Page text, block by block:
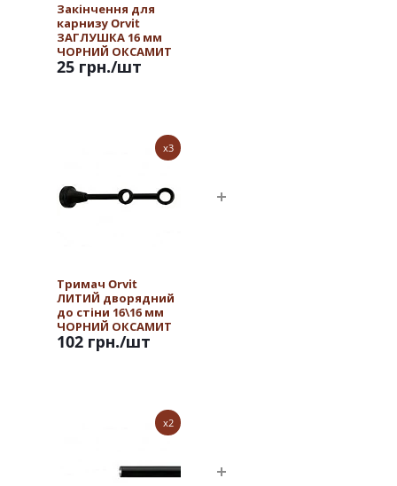
Закінчення для
карнизу Orvit
ЗАГЛУШКА 16 мм
ЧОРНИЙ ОКСАМИТ
25 грн./шт
x3
Тримач Orvit
ЛИТИЙ дворядний
до стіни 16\16 мм
ЧОРНИЙ ОКСАМИТ
102 грн./шт
x2